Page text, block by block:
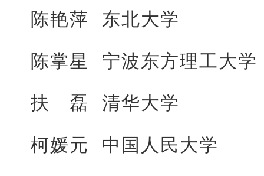
陈艳萍 东北大学
陈掌星 宁波东方理工大学
扶 磊 清华大学
柯媛元 中国人民大学